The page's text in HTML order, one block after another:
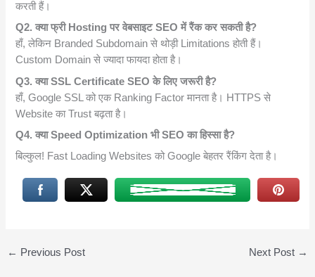
करती हैं।
Q2. क्या फ्री Hosting पर वेबसाइट SEO में रैंक कर सकती है?
हाँ, लेकिन Branded Subdomain से थोड़ी Limitations होती हैं।
Custom Domain से ज्यादा फायदा होता है।
Q3. क्या SSL Certificate SEO के लिए जरूरी है?
हाँ, Google SSL को एक Ranking Factor मानता है। HTTPS से
Website का Trust बढ़ता है।
Q4. क्या Speed Optimization भी SEO का हिस्सा है?
बिल्कुल! Fast Loading Websites को Google बेहतर रैंकिंग देता है।
← Previous Post Next Post →